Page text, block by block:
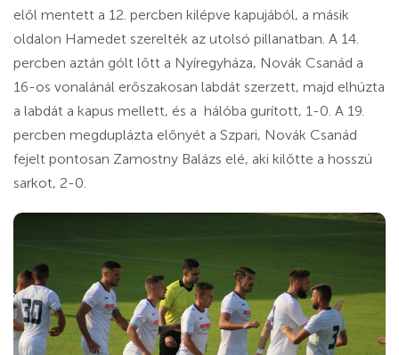
elől mentett a 12. percben kilépve kapujából, a másik
oldalon Hamedet szerelték az utolsó pillanatban. A 14.
percben aztán gólt lőtt a Nyíregyháza, Novák Csanád a
16-os vonalánál erőszakosan labdát szerzett, majd elhúzta
a labdát a kapus mellett, és a hálóba gurított, 1-0. A 19.
percben megduplázta előnyét a Szpari, Novák Csanád
fejelt pontosan Zamostny Balázs elé, aki kilőtte a hosszú
sarkot, 2-0.